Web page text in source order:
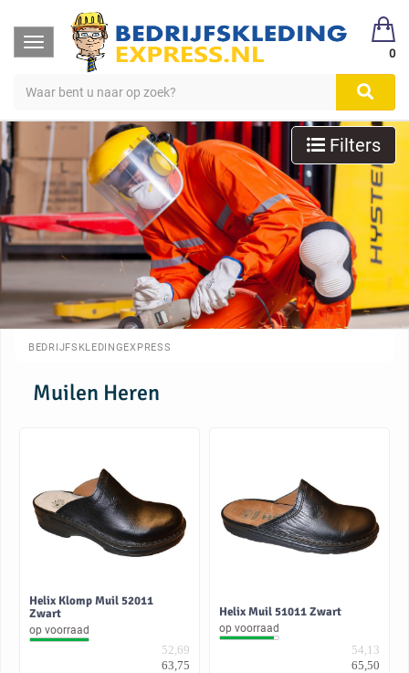
Toggle
navigation
0
BEDRIJFSKLEDINGEXPRESS
Filters
Muilen Heren
Helix Klomp Muil 52011
Zwart
op voorraad
52,69
63,75
Helix Muil 51011 Zwart
op voorraad
54,13
65,50